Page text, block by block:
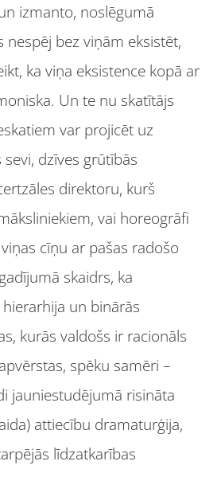
izmanto, noslēgumā
bez viņām eksistēt,
ka viņa eksistence kopā ar
Un te nu skatītājs
var projicēt uz
dzīves grūtībās
direktoru, kurš
vai horeogrāfi
cīņu ar pašas radošo
skaidrs, ka
un binārās
kurās valdošs ir racionāls
spēku samēri –
jauniestudējumā risināta
attiecību dramaturģija,
līdzatkarības